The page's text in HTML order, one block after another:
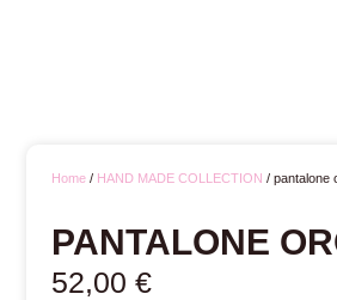
Home/ HAND MADE COLLECTION / pantalone
PANTALONE
52,00 €